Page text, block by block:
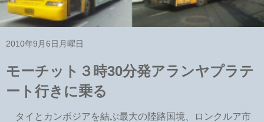
2010年9月6日月曜日
モーチット３時30分発アランヤプラテ
ート行きに乗る
タイとカンボジアを結ぶ最大の陸路国境、ロンクルア市